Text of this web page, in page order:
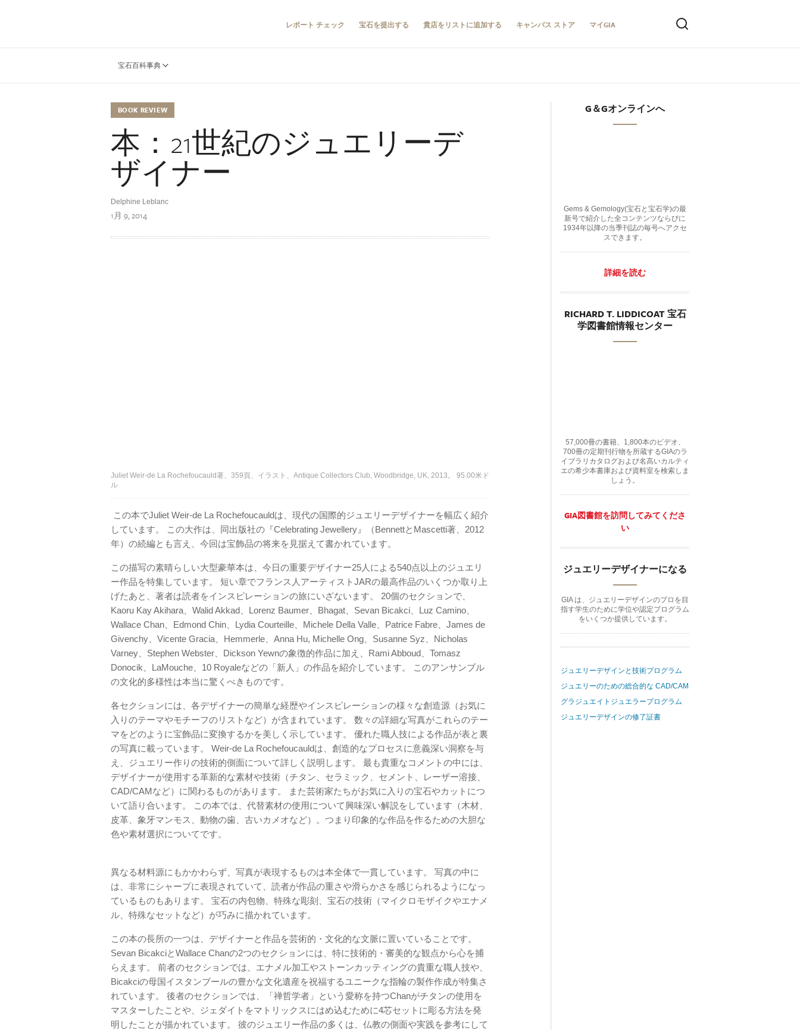
レポート チェック 宝石を提出する 貴店をリストに追加する キャンパス ストア マイGIA
宝石百科事典
BOOK REVIEW
本：21世紀のジュエリーデ
ザイナー
Delphine Leblanc
1月 9, 2014
Juliet Weir-de La Rochefoucauld著、359頁、イラスト、Antique Collectors Club, Woodbridge, UK, 2013。 95.00米ド
ル
この本でJuliet Weir-de La Rochefoucauldは、現代の国際的ジュエリーデザイナーを幅広く紹介
しています。 この大作は、同出版社の『Celebrating Jewellery』（BennettとMascetti著、2012
年）の続編とも言え、今回は宝飾品の将来を見据えて書かれています。
この描写の素晴らしい大型豪華本は、今日の重要デザイナー25人による540点以上のジュエリ
ー作品を特集しています。 短い章でフランス人アーティストJARの最高作品のいくつか取り上
げたあと、著者は読者をインスピレーションの旅にいざないます。 20個のセクションで、
Kaoru Kay Akihara、Walid Akkad、Lorenz Baumer、Bhagat、Sevan Bicakci、Luz Camino、
Wallace Chan、Edmond Chin、Lydia Courteille、Michele Della Valle、Patrice Fabre、James de
Givenchy、Vicente Gracia、Hemmerle、Anna Hu, Michelle Ong、Susanne Syz、Nicholas
Varney、Stephen Webster、Dickson Yewnの象徴的作品に加え、Rami Abboud、Tomasz
Donocik、LaMouche、10 Royaleなどの「新人」の作品を紹介しています。 このアンサンブル
の文化的多様性は本当に驚くべきものです。
各セクションには、各デザイナーの簡単​​な経歴やインスピレーションの様々な創造源（お気に
入りのテーマやモチーフのリストなど）が含まれています。 数々の詳細な写真がこれらのテー
マをどのように宝飾品に変換するかを美しく示しています。 優れた職人技による作品が表と裏
の写真に載っています。 Weir-de La Rochefoucauldは、創造的なプロセスに意義深い洞察を与
え、ジュエリー作りの技術的側面について詳しく説明します。 最も貴重なコメントの中には、
デザイナーが使用する革新的な素材や技術（チタン、セラミック、セメント、レーザー溶接、
CAD/CAMなど）に関わるものがあります。 また芸術家たちがお気に入りの宝石やカットにつ
いて語り合います。 この本では、代替素材の使用について興味深い解説をしています（木材、
皮革、象牙マンモス、動物の歯、古いカメオなど）。つまり印象的な作品を作るための大胆な
色や素材選択についてです。
異なる材料源にもかかわらず、写真が表現するものは本全体で一貫しています。 写真の中に
は、非常にシャープに表現されていて、読者が作品の重さや滑らかさを感じられるようになっ
ているものもあります。 宝石の内包物、特殊な彫刻、宝石の技術（マイクロモザイクやエナメ
ル、特殊なセットなど）が巧みに描かれています。
この本の長所の一つは、デザイナーと作品を芸術的・文化的な文脈に置いていることです。
Sevan BicakciとWallace Chanの2つのセクションには、特に技術的・審美的な観点から心を捕
らえます。 前者のセクションでは、エナメル加工やストーンカッティングの貴重な職人技や、
Bicakciの母国イスタンブールの豊かな文化遺産を祝福するユニークな指輪の製作作成が特集さ
れています。 後者のセクションでは、「禅哲学者」という愛称を持つChanがチタンの使用を
マスターしたことや、ジェダイトをマトリックスにはめ込むために4芯セットに彫る方法を発
明したことが描かれています。 彼のジュエリー作品の多くは、仏教の側面や実践を参考にして
G＆Gオンラインへ
Gems & Gemology(宝石と宝石学)の最
新号で紹介した全コンテンツならびに
1934年以降の当季刊誌の毎号へアクセ
スできます。
詳細を読む
RICHARD T. LIDDICOAT 宝石
学図書館情報センター
57,000冊の書籍、1,800本のビデオ、
700冊の定期刊行物を所蔵するGIAのラ
イブラリカタログおよび名高いカルティ
エの希少本書庫および資料室を検索しま
しょう。
GIA図書館を訪問してみてくださ
い
ジュエリーデザイナーになる
GIA は、ジュエリーデザインのプロを目
指す学生のために学位や認定プログラム
をいくつか提供しています。
ジュエリーデザインと技術プログラム
ジュエリーのための総合的な CAD/CAM
グラジュエイトジュエラープログラム
ジュエリーデザインの修了証書